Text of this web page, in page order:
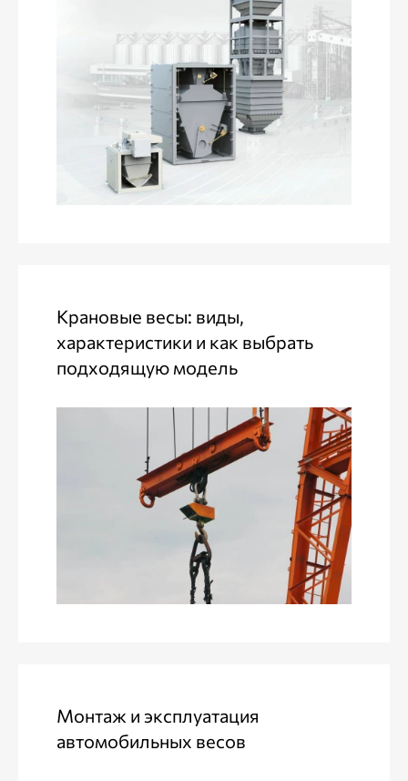
Крановые весы: виды,
характеристики и как выбрать
подходящую модель
Монтаж и эксплуатация
автомобильных весов